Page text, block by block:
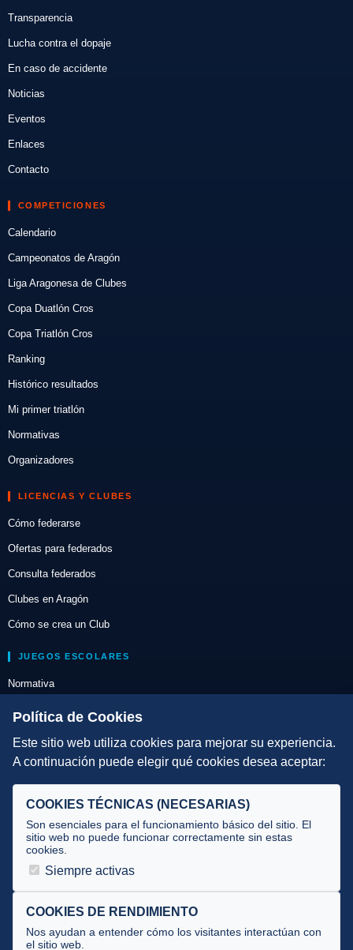
Transparencia
Lucha contra el dopaje
En caso de accidente
Noticias
Eventos
Enlaces
Contacto
COMPETICIONES
Calendario
Campeonatos de Aragón
Liga Aragonesa de Clubes
Copa Duatlón Cros
Copa Triatlón Cros
Ranking
Histórico resultados
Mi primer triatlón
Normativas
Organizadores
LICENCIAS Y CLUBES
Cómo federarse
Ofertas para federados
Consulta federados
Clubes en Aragón
Cómo se crea un Club
JUEGOS ESCOLARES
Normativa
Escuelas de Triatlón
DIRECCIÓN TÉCNICA
Selecciones
Tecnificación
JUECES Y OFICIALES
Documentos
Cursos
Política de Cookies
Este sitio web utiliza cookies para mejorar su experiencia.
A continuación puede elegir qué cookies desea aceptar:
COOKIES TÉCNICAS (NECESARIAS)
Son esenciales para el funcionamiento básico del sitio. El
sitio web no puede funcionar correctamente sin estas
cookies.
Siempre activas
COOKIES DE RENDIMIENTO
Nos ayudan a entender cómo los visitantes interactúan con
el sitio web.